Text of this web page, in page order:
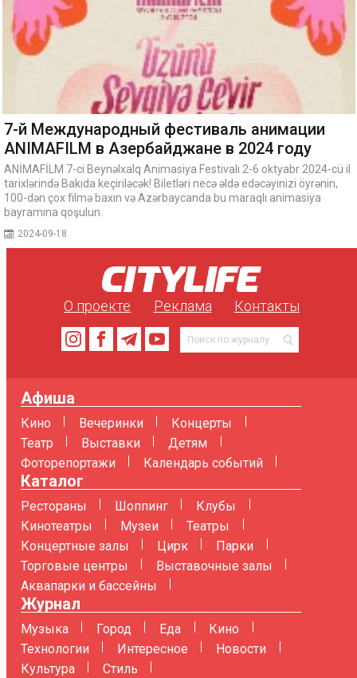
7-й Международный фестиваль анимации
ANIMAFILM в Азербайджане в 2024 году
ANİMAFİLM 7-ci Beynəlxalq Animasiya Festivalı 2-6 oktyabr 2024-cü il
tarixlərində Bakıda keçiriləcək! Biletləri necə əldə edəcəyinizi öyrənin,
100-dən çox filmə baxın və Azərbaycanda bu maraqlı animasiya
bayramına qoşulun.
2024-09-18
О проекте Реклама Контакты
Афиша
Кино Вечеринки
Концерты
Театр
Выставки
Детям
Фоторепортажи
Календарь событий
Каталог
Рестораны Шоппинг
Клубы
Кинотеатры
Музеи
Театры
Концертные залы
Цирк
Парки
Торговые центры
Выставочные залы
Аквапарки и бассейны
Журнал
Музыка Город Еда
Кино
Технологии
Интересное
Новости
Культура
Стиль